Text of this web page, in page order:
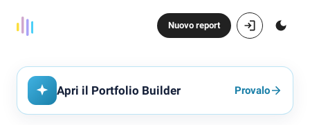
Nuovo report
Apri il Portfolio Builder Provalo